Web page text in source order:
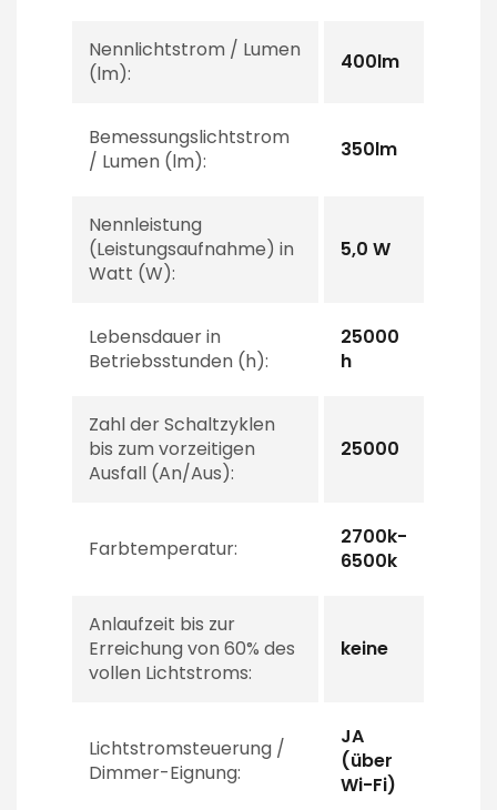
Nennlichtstrom / Lumen
(lm):
400lm
Bemessungslichtstrom
/ Lumen (lm):
350lm
Nennleistung
(Leistungsaufnahme) in
Watt (W):
5,0 W
Lebensdauer in
Betriebsstunden (h):
25000
h
Zahl der Schaltzyklen
bis zum vorzeitigen
Ausfall (An/Aus):
25000
Farbtemperatur:
2700k-
6500k
Anlaufzeit bis zur
Erreichung von 60% des
vollen Lichtstroms:
keine
Lichtstromsteuerung /
Dimmer-Eignung:
JA
(über
Wi-Fi)